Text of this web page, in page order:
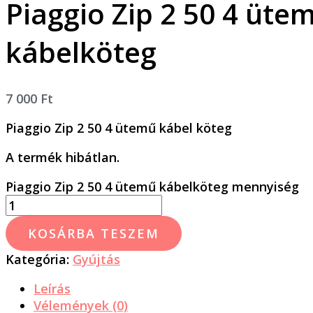
Piaggio Zip 2 50 4
kábelköteg
7 000 Ft
Piaggio Zip 2 50 4 ütemű kábel köteg
A termék hibátlan.
Piaggio Zip 2 50 4 ütemű kábelköteg mennyiség
KOSÁRBA TESZEM
Kategória: Gyújtás
Leírás
Vélemények (0)